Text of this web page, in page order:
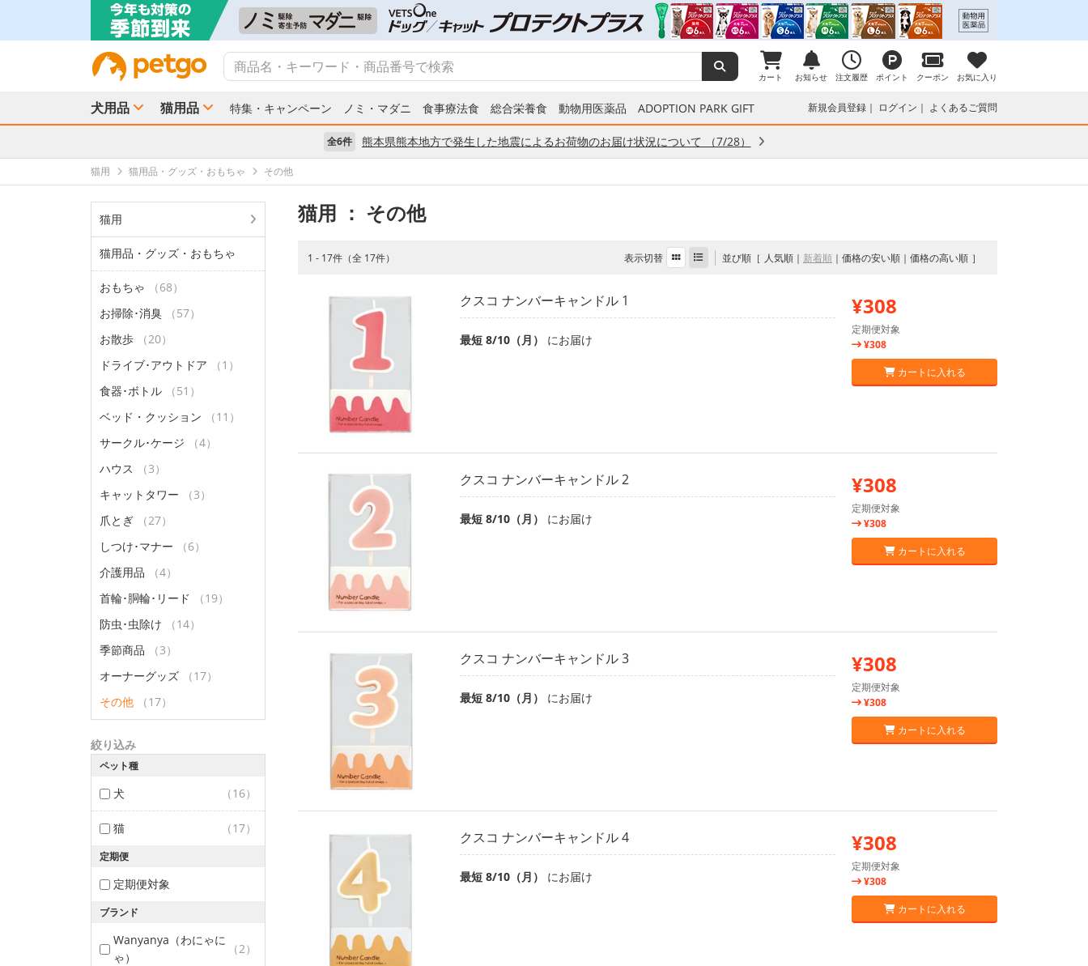
カート お知らせ 注文履歴 ポイント クーポン お気に入り
犬用品 猫用品 特集・キャンペーン ノミ・マダニ 食事療法食 総合栄養食 動物用医薬品 ADOPTION PARK GIFT 新規会員登録 ログイン よくあるご質問
全6件 熊本県熊本地方で発生した地震によるお荷物のお届け状況について （7/28）
猫用 猫用品・グッズ・おもちゃ その他
猫用
猫用品・グッズ・おもちゃ
おもちゃ
（68）
お掃除･消臭
（57）
お散歩
（20）
ドライブ･アウトドア
（1）
食器･ボトル
（51）
ベッド・クッション
（11）
サークル･ケージ
（4）
ハウス
（3）
キャットタワー
（3）
爪とぎ
（27）
しつけ･マナー
（6）
介護用品
（4）
首輪･胴輪･リード
（19）
防虫･虫除け
（14）
季節商品
（3）
オーナーグッズ
（17）
その他
（17）
絞り込み
ペット種
犬 （16）
猫 （17）
定期便
定期便対象
ブランド
Wanyanya（わにゃに
ゃ）
（2）
猫用 ： その他
1 - 17件（全 17件） 表示切替 並び順 人気順 新着順 価格の安い順 価格の高い順
クスコ ナンバーキャンドル 1
最短 8/10（月） にお届け
¥308
定期便対象
¥308
カートに入れる
クスコ ナンバーキャンドル 2
最短 8/10（月） にお届け
¥308
定期便対象
¥308
カートに入れる
クスコ ナンバーキャンドル 3
最短 8/10（月） にお届け
¥308
定期便対象
¥308
カートに入れる
クスコ ナンバーキャンドル 4
最短 8/10（月） にお届け
¥308
定期便対象
¥308
カートに入れる